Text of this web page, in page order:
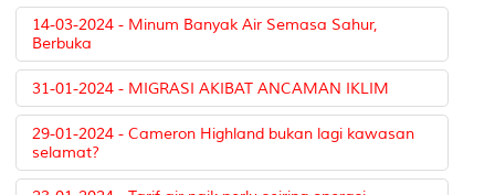
14-03-2024 - Minum Banyak Air Semasa Sahur,
Berbuka
31-01-2024 - MIGRASI AKIBAT ANCAMAN IKLIM
29-01-2024 - Cameron Highland bukan lagi kawasan
selamat?